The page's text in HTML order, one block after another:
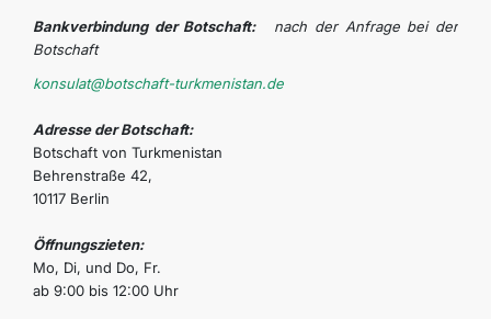
Bankverbindung der Botschaft: nach der Anfrage bei der
Botschaft
konsulat@botschaft-turkmenistan.de
Adresse der Botschaft:
Botschaft von Turkmenistan
Behrenstraße 42,
10117 Berlin
Öffnungszieten:
Mo, Di, und Do, Fr.
ab 9:00 bis 12:00 Uhr